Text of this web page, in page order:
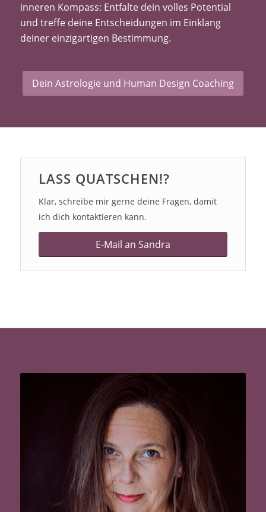
inneren Kompass: Entfalte dein volles Potential
und treffe deine Entscheidungen im Einklang
deiner einzigartigen Bestimmung.
Dein Astrologie und Human Design Coaching
LASS QUATSCHEN!?
Klar, schreibe mir gerne deine Fragen, damit
ich dich kontaktieren kann.
E-Mail an Sandra